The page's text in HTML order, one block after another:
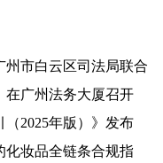
州市白云区司法局联合
在广州法务大厦召开
（2025年版）》发布
化妆品全链条合规指